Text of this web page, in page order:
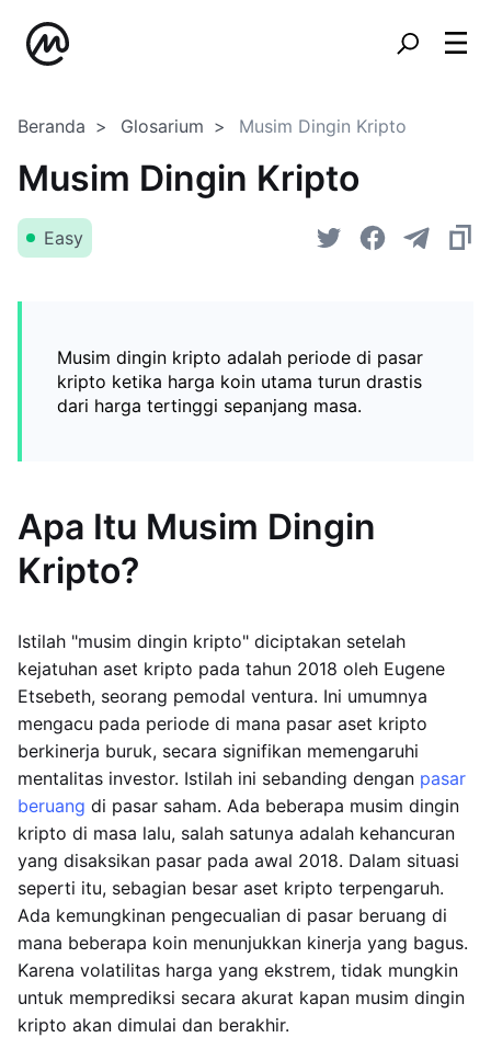
Beranda Glosarium Musim Dingin Kripto
Musim Dingin Kripto
Easy
Musim dingin kripto adalah periode di pasar
kripto ketika harga koin utama turun drastis
dari harga tertinggi sepanjang masa.
Apa Itu Musim Dingin
Kripto?
Istilah "musim dingin kripto" diciptakan setelah
kejatuhan aset kripto pada tahun 2018 oleh Eugene
Etsebeth, seorang pemodal ventura. Ini umumnya
mengacu pada periode di mana pasar aset kripto
berkinerja buruk, secara signifikan memengaruhi
mentalitas investor. Istilah ini sebanding dengan pasar
beruang di pasar saham. Ada beberapa musim dingin
kripto di masa lalu, salah satunya adalah kehancuran
yang disaksikan pasar pada awal 2018. Dalam situasi
seperti itu, sebagian besar aset kripto terpengaruh.
Ada kemungkinan pengecualian di pasar beruang di
mana beberapa koin menunjukkan kinerja yang bagus.
Karena volatilitas harga yang ekstrem, tidak mungkin
untuk memprediksi secara akurat kapan musim dingin
kripto akan dimulai dan berakhir.